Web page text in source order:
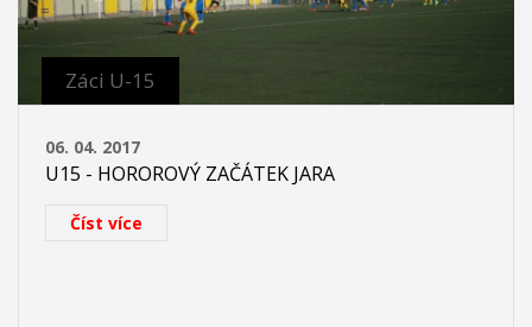
Záci U-15
06. 04. 2017
U15 - HOROROVÝ ZAČÁTEK JARA
Číst více